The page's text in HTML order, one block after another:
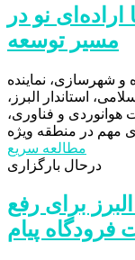
اراده‌ای نو در
مسیر توسعه
شهرسازی، نماینده
استاندار البرز،
هوانوردی و فناوری،
مطالعه سریع
درحال بارگزاری
برای رفع
پیام